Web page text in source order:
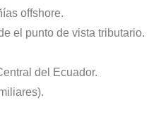
offshore.
el punto de vista tributario.
del Ecuador.